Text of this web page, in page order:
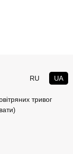
RU UA
тривог